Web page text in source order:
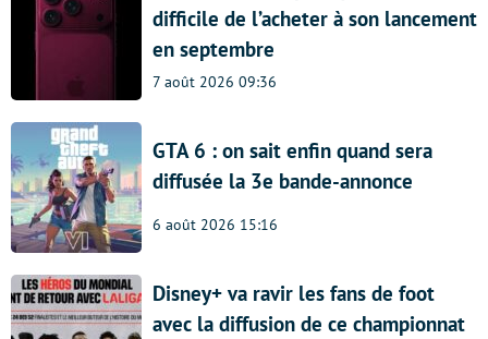
difficile de l’acheter à son lancement
en septembre
7 août 2026 09:36
GTA 6 : on sait enfin quand sera
diffusée la 3e bande-annonce
6 août 2026 15:16
Disney+ va ravir les fans de foot
avec la diffusion de ce championnat